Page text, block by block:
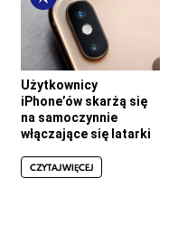
Użytkownicy
iPhone’ów skarżą się
na samoczynnie
włączające się latarki
CZYTAJ WIĘCEJ